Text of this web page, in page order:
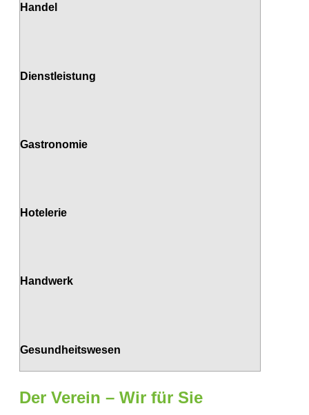
Handel
Dienstleistung
Gastronomie
Hotelerie
Handwerk
Gesundheitswesen
Der Verein – Wir für Sie